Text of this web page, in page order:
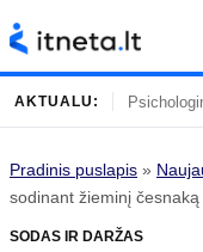
Turinys
Naujausi straipsniai
AKTUALU:
Pradinis puslapis »
sodinant žieminį
SODAS IR DARŽAS